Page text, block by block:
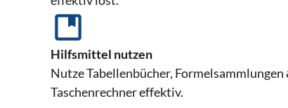
Hilfsmittel nutzen
Nutze Tabellenbücher, Formelsammlungen
Taschenrechner effektiv.